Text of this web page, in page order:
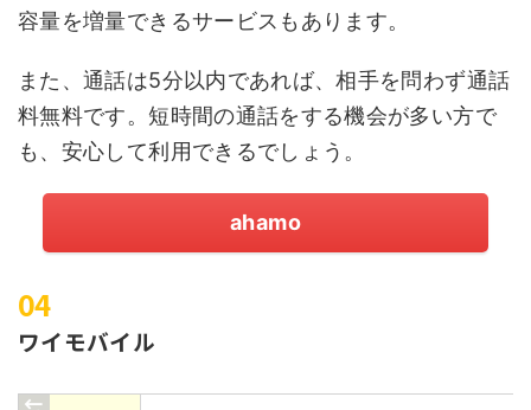
容量を増量できるサービスもあります。
また、通話は5分以内であれば、相手を問わず通話
料無料です。短時間の通話をする機会が多い方で
も、安心して利用できるでしょう。
ahamo
ワイモバイル